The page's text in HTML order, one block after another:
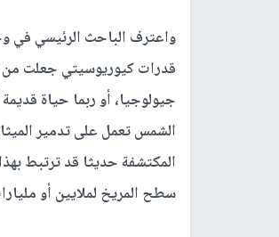
واعترف الباحث الرئيسي في
قدرات كيوريوسيتي جعلت من
جيولوجيا، أو ربما حياة
الشمس تعمل على تدمير
المكتشفة حديثا قد ترتبط
سطح المريخ لملايين أو